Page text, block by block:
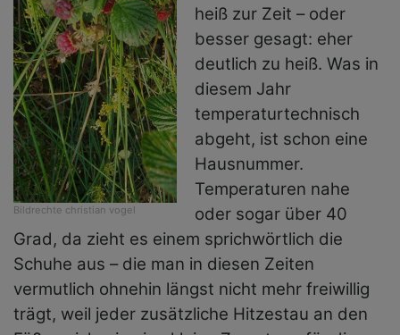
Bildrechte christian vogel
heiß zur Zeit – oder
besser gesagt: eher
deutlich zu heiß. Was in
diesem Jahr
temperaturtechnisch
abgeht, ist schon eine
Hausnummer.
Temperaturen nahe
oder sogar über 40
Grad, da zieht es einem sprichwörtlich die
Schuhe aus – die man in diesen Zeiten
vermutlich ohnehin längst nicht mehr freiwillig
trägt, weil jeder zusätzliche Hitzestau an den